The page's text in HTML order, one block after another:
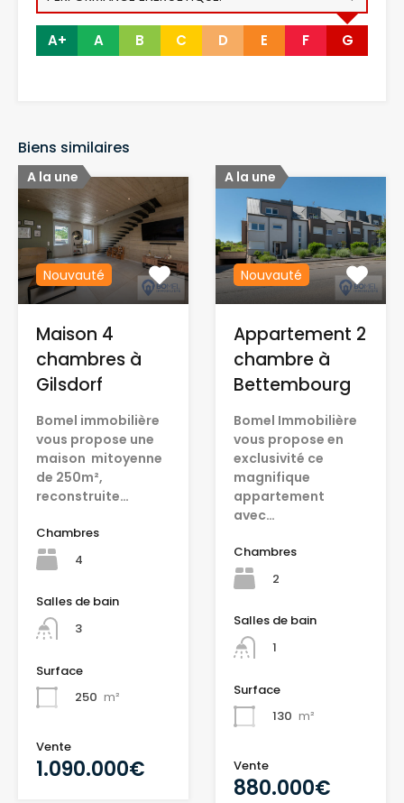
A+ A B C D E F G
Biens similaires
A la une
Nouvauté
Maison 4
chambres à
Gilsdorf
Bomel immobilière
vous propose une
maison mitoyenne
de 250m²,
reconstruite…
Chambres
4
Salles de bain
3
Surface
250 m²
Vente
1.090.000€
A la une
Nouvauté
Appartement 2
chambre à
Bettembourg
Bomel Immobilière
vous propose en
exclusivité ce
magnifique
appartement
avec…
Chambres
2
Salles de bain
1
Surface
130 m²
Vente
880.000€